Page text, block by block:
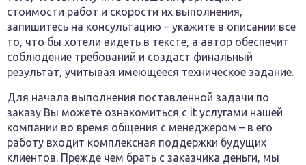
стоимости работ и скорости их выполнения,
запишитесь на консультацию – укажите в описании все
то, что бы хотели видеть в тексте, а автор обеспечит
соблюдение требований и создаст финальный
результат, учитывая имеющееся техническое задание.
Для начала выполнения поставленной задачи по
заказу Вы можете ознакомиться с it услугами нашей
компании во время общения с менеджером – в его
работу входит комплексная поддержки будущих
клиентов. Прежде чем брать с заказчика деньги, мы